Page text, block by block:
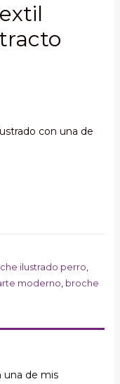
con una de
ilustrado perro,
moderno, broche
una de mis